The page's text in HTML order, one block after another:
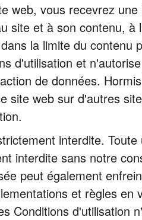
web, vous recevrez
site et à son contenu,
la limite du contenu
d'utilisation et
de données.
site web sur d'autres
interdite.
interdite sans notre
peut également
et règles
Conditions d'utilisation